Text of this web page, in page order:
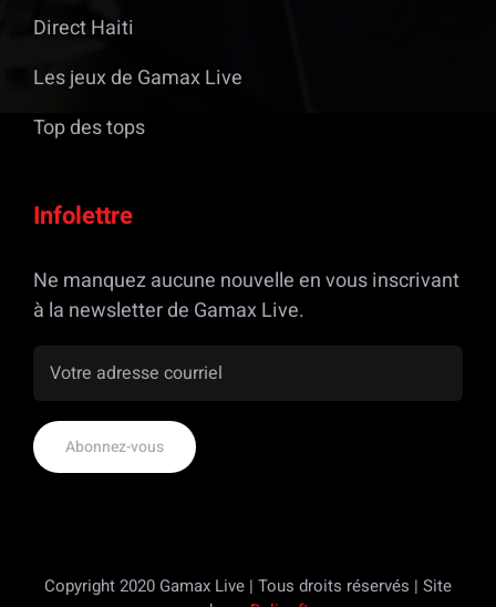
Direct Haiti
Les jeux de Gamax Live
Top des tops
Infolettre
Ne manquez aucune nouvelle en vous inscrivant
à la newsletter de Gamax Live.
Copyright 2020 Gamax Live | Tous droits réservés | Site